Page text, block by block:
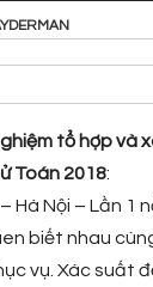
tổ hợp và
Toán 2018:
Hà Nội – Lần 1
biết nhau
vụ. Xác suất